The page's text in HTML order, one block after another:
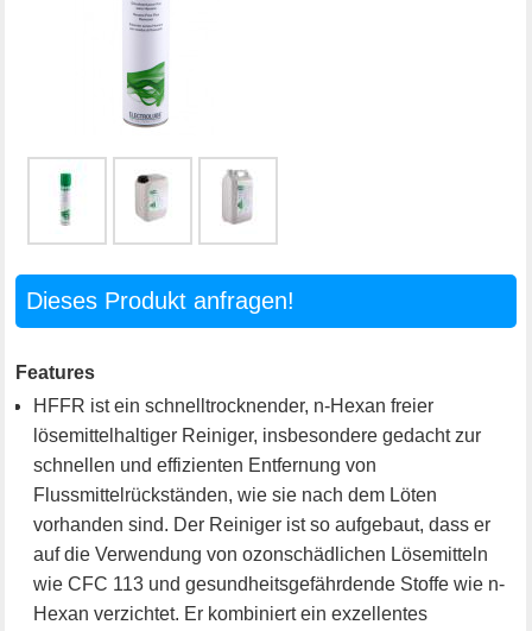
Dieses Produkt anfragen!
Features
HFFR ist ein schnelltrocknender, n-Hexan freier
lösemittelhaltiger Reiniger, insbesondere gedacht zur
schnellen und effizienten Entfernung von
Flussmittelrückständen, wie sie nach dem Löten
vorhanden sind. Der Reiniger ist so aufgebaut, dass er
auf die Verwendung von ozonschädlichen Lösemitteln
wie CFC 113 und gesundheitsgefährdende Stoffe wie n-
Hexan verzichtet. Er kombiniert ein exzellentes